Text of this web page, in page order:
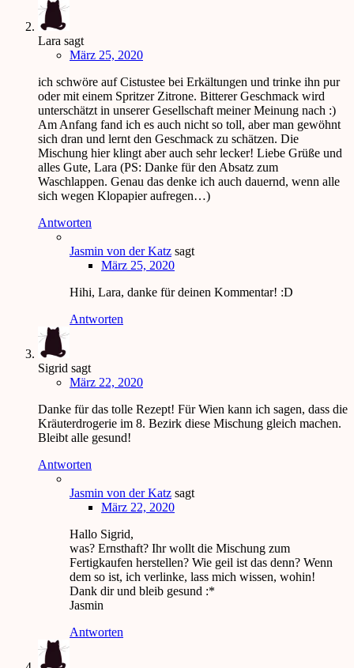
Lara sagt
März 25, 2020
ich schwöre auf Cistustee bei Erkältungen und trinke ihn pur
oder mit einem Spritzer Zitrone. Bitterer Geschmack wird
unterschätzt in unserer Gesellschaft meiner Meinung nach :)
Am Anfang fand ich es auch nicht so toll, aber man gewöhnt
sich dran und lernt den Geschmack zu schätzen. Die
Mischung hier klingt aber auch sehr lecker! Liebe Grüße und
alles Gute, Lara (PS: Danke für den Absatz zum
Waschlappen. Genau das denke ich auch dauernd, wenn alle
sich wegen Klopapier aufregen…)
Antworten
Jasmin von der Katz sagt
März 25, 2020
Hihi, Lara, danke für deinen Kommentar! :D
Antworten
Sigrid sagt
März 22, 2020
Danke für das tolle Rezept! Für Wien kann ich sagen, dass die
Kräuterdrogerie im 8. Bezirk diese Mischung gleich machen.
Bleibt alle gesund!
Antworten
Jasmin von der Katz sagt
März 22, 2020
Hallo Sigrid,
was? Ernsthaft? Ihr wollt die Mischung zum
Fertigkaufen herstellen? Wie geil ist das denn? Wenn
dem so ist, ich verlinke, lass mich wissen, wohin!
Dank dir und bleib gesund :*
Jasmin
Antworten